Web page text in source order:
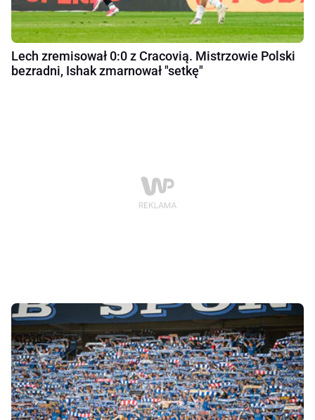
Lech zremisował 0:0 z Cracovią. Mistrzowie Polski
bezradni, Ishak zmarnował "setkę"